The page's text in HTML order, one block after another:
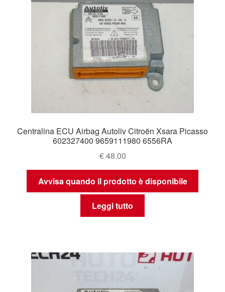
Centralina ECU Airbag Autoliv Citroën Xsara Picasso
602327400 9659111980 6556RA
€48.00
Avvisa quando il prodotto è disponibile
Leggi tutto